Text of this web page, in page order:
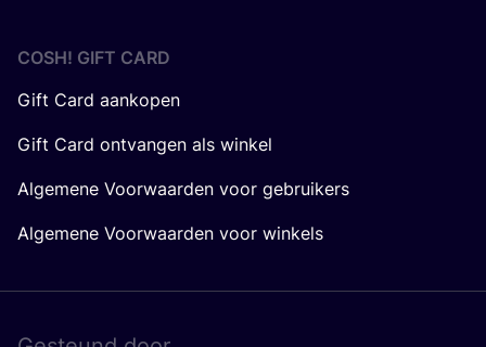
COSH! GIFT CARD
Gift Card aankopen
Gift Card ontvangen als winkel
Algemene Voorwaarden voor gebruikers
Algemene Voorwaarden voor winkels